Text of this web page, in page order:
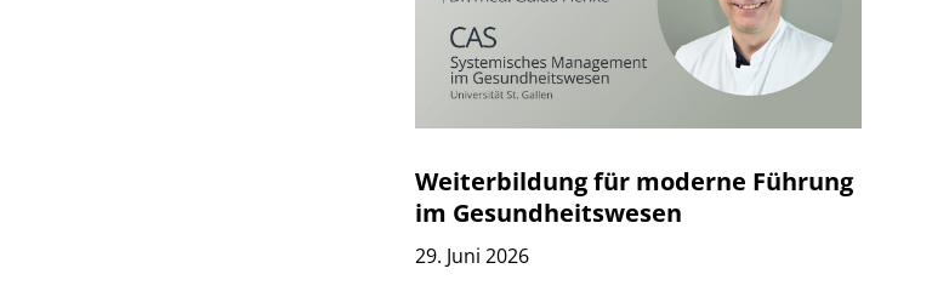
Weiterbildung für moderne Führung
im Gesundheitswesen
29. Juni 2026